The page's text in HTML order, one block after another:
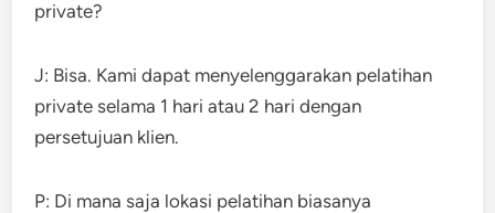
private?
J: Bisa. Kami dapat menyelenggarakan pelatihan
private selama 1 hari atau 2 hari dengan
persetujuan klien.
P: Di mana saja lokasi pelatihan biasanya